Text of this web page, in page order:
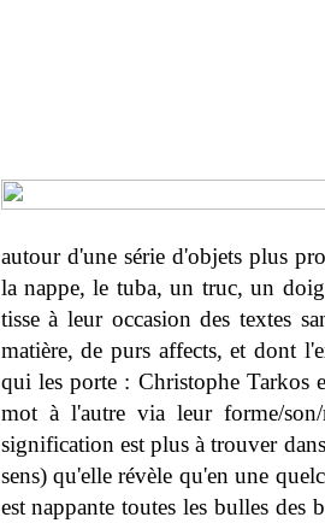
autour d'une série d'objets plus
la nappe, le tuba, un truc, un
tisse à leur occasion des textes
matière, de purs affects, et dont
qui les porte : Christophe Tarkos
mot à l'autre via leur forme/
signification est plus à trouver
sens) qu'elle révèle qu'en une
est nappante toutes les bulles des